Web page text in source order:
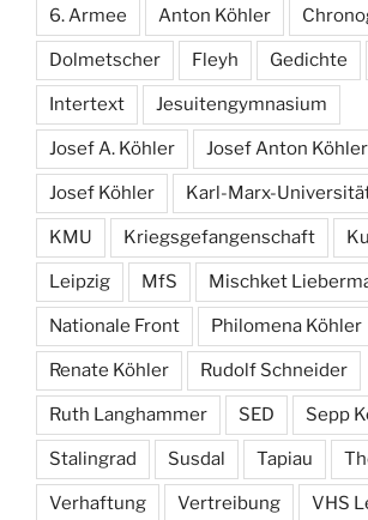
6. Armee Anton Köhler
Dolmetscher Fleyh Gedichte
Intertext Jesuitengymnasium
Josef A. Köhler Josef Anton Köhler
Josef Köhler Karl-Marx-
KMU Kriegsgefangenschaft
Leipzig MfS Mischket
Nationale Front Philomena Köhler
Renate Köhler Rudolf Schneider
Ruth Langhammer SED Sepp
Stalingrad Susdal Tapiau
Verhaftung Vertreibung VHS